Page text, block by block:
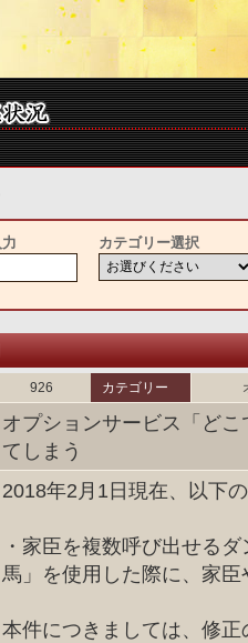
カテゴリー選択
926 カテゴリー
オプションサービス「ど
てしまう
2018年2月1日現在、以下
・家臣を複数呼び出せる
馬」を使用した際に、家
本件につきましては、修